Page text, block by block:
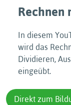
Rechnen
In diesem
wird das
Dividieren,
eingeübt.
Direkt zum